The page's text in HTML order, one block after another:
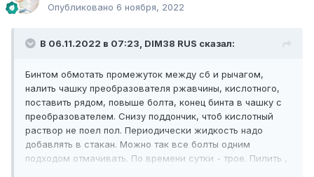
Опубликовано 6 ноября, 2022
В 06.11.2022 в 07:23, DIM38 RUS сказал:
Бинтом обмотать промежуток между сб и рычагом,
налить чашку преобразователя ржавчины, кислотного,
поставить рядом, повыше болта, конец бинта в чашку с
преобразователем. Снизу поддончик, чтоб кислотный
раствор не поел пол. Периодически жидкость надо
добавлять в стакан. Можно так все болты одним
подходом отмачивать. По времени сутки - трое. Пилить ,